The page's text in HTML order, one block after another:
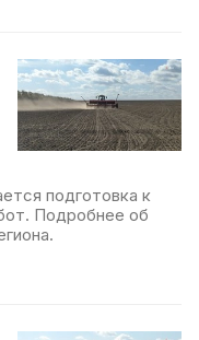
подготовка к
Подробнее об